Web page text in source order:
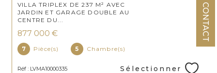
CONTACT
VILLA TRIPLEX DE 237 M² AVEC
JARDIN ET GARAGE DOUBLE AU
CENTRE DU...
877 000 €
7 Pièce(s) 5 Chambre(s)
Réf : LVMA10000335 Sélectionner